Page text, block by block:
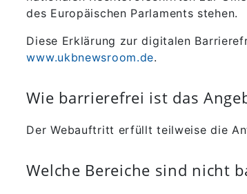
des Europäischen Parlaments stehen.
Diese Erklärung zur digitalen
www.ukbnewsroom.de.
Wie barrierefrei ist das
Der Webauftritt erfüllt teilweise die
Welche Bereiche sind nicht